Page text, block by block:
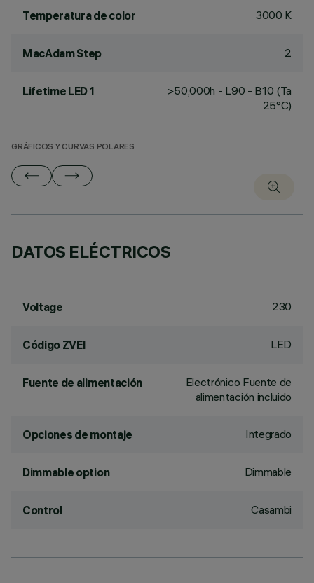
Temperatura de color 3000 K
MacAdam Step 2
Lifetime LED 1
>50,000h - L90 - B10 (Ta
25°C)
GRÁFICOS Y CURVAS POLARES
DATOS ELÉCTRICOS
Voltage 230
Código ZVEI LED
Fuente de alimentación
Electrónico Fuente de
alimentación incluido
Opciones de montaje Integrado
Dimmable option Dimmable
Control Casambi